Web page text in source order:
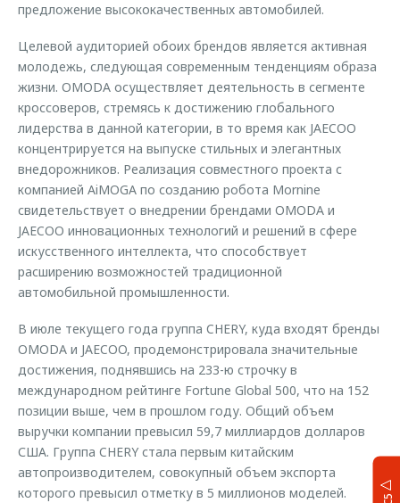
предложение высококачественных автомобилей.
Целевой аудиторией обоих брендов является активная
молодежь, следующая современным тенденциям образа
жизни. OMODA осуществляет деятельность в сегменте
кроссоверов, стремясь к достижению глобального
лидерства в данной категории, в то время как JAECOO
концентрируется на выпуске стильных и элегантных
внедорожников. Реализация совместного проекта с
компанией AiMOGA по созданию робота Mornine
свидетельствует о внедрении брендами OMODA и
JAECOO инновационных технологий и решений в сфере
искусственного интеллекта, что способствует
расширению возможностей традиционной
автомобильной промышленности.
В июле текущего года группа CHERY, куда входят бренды
OMODA и JAECOO, продемонстрировала значительные
достижения, поднявшись на 233-ю строчку в
международном рейтинге Fortune Global 500, что на 152
позиции выше, чем в прошлом году. Общий объем
выручки компании превысил 59,7 миллиардов долларов
США. Группа CHERY стала первым китайским
автопроизводителем, совокупный объем экспорта
которого превысил отметку в 5 миллионов моделей.